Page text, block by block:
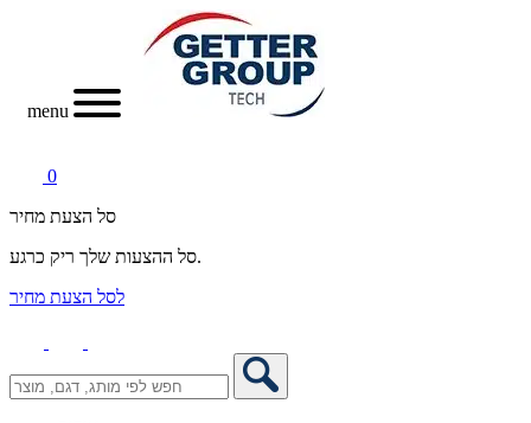
menu
0
סל הצעת מחיר
סל ההצעות שלך ריק כרגע.
לסל הצעת מחיר